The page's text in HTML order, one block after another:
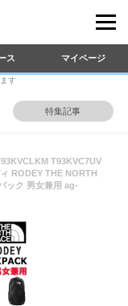
ス マイページ
す
特集記事
T93KVC7UV
RODEY THE NORTH
ック 男女兼用 ag-